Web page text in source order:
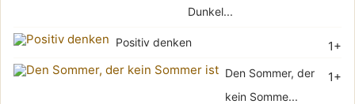
Dunkel...
1+
Positiv denken
1+
Den Sommer, der
kein Somme...